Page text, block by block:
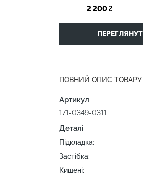
2 200 ₴
ПОВНИЙ ОПИС ТОВАРУ
Артикул
171-0349-0311
Деталі
Підкладка:
Застібка:
Кишені: